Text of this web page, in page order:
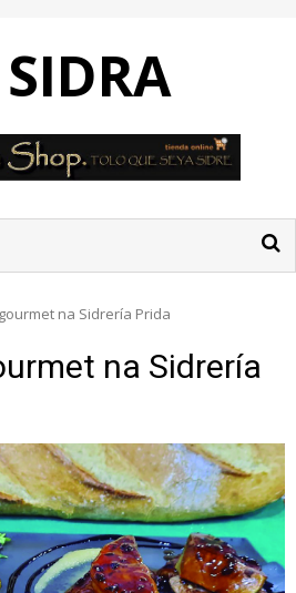
na Sidrería Prida
na Sidrería